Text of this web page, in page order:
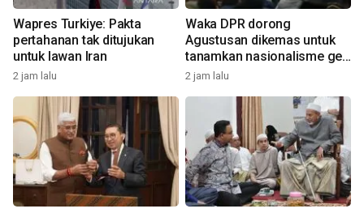
Wapres Turkiye: Pakta
pertahanan tak ditujukan
untuk lawan Iran
2 jam lalu
Waka DPR dorong
Agustusan dikemas untuk
tanamkan nasionalisme gen
Alfa
2 jam lalu